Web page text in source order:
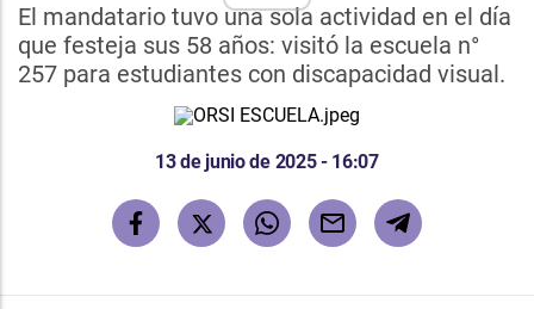
El mandatario tuvo una sola actividad en el día
que festeja sus 58 años: visitó la escuela n°
257 para estudiantes con discapacidad visual.
13 de junio de 2025 - 16:07